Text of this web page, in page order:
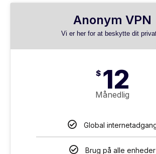
Anonym VPN
Vi er her for at beskytte dit
$ 12
Månedlig
Global
Brug på alle enheder